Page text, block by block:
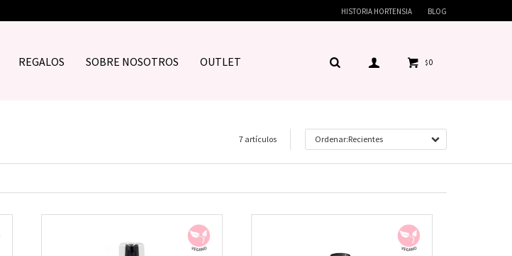
REGALOS SOBRE NOSOTROS OUTLET $0
HISTORIA HORTENSIA BLOG
7 artículos Recientes